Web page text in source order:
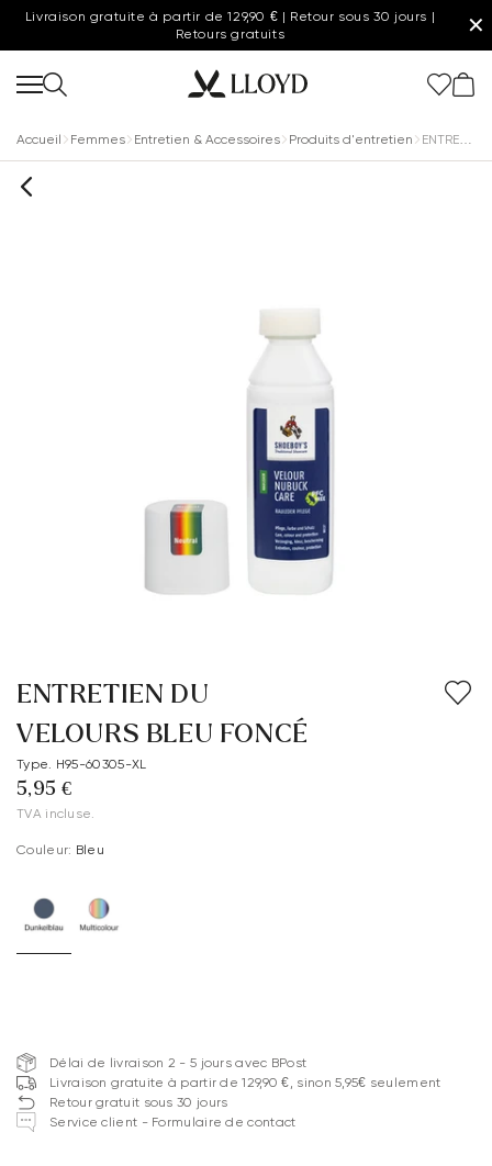
Livraison gratuite à partir de 129,90 € | Retour sous 30 jours |
Retours gratuits
✕
Accueil Femmes Entretien & Accessoires Produits d'entretien ENTRETIEN DU VELOURS BLEU FONCÉ
ENTRETIEN DU
VELOURS BLEU FONCÉ
Type. H95-60305-XL
5,95 €
TVA incluse.
Couleur: Bleu
Délai de livraison 2 - 5 jours avec BPost
Livraison gratuite à partir de 129,90 €, sinon 5,95€ seulement
Retour gratuit sous 30 jours
Service client - Formulaire de contact